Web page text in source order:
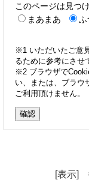
このページは見つ
まあまあ
ふ
※1 いただいたご意
るために参考にさせ
※2 ブラウザで
い、または、ブラウ
ご利用頂けません。
[表示]